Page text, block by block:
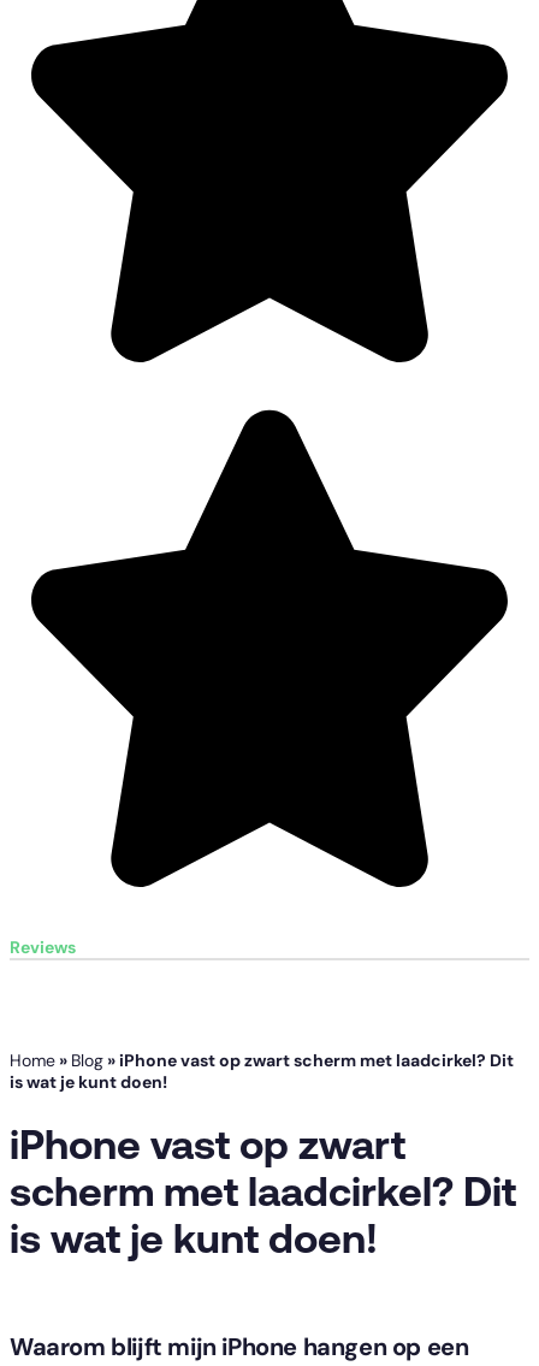
Reviews
Home » Blog »iPhone vast op zwart scherm met laadcirkel? Dit
is wat je kunt doen!
iPhone vast op zwart
scherm met laadcirkel? Dit
is wat je kunt doen!
Waarom blijft mijn iPhone hangen op een